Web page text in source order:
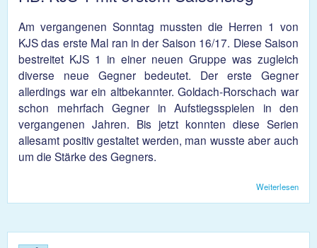
Am vergangenen Sonntag mussten die Herren 1 von
KJS das erste Mal ran in der Saison 16/17. Diese Saison
bestreitet KJS 1 in einer neuen Gruppe was zugleich
diverse neue Gegner bedeutet. Der erste Gegner
allerdings war ein altbekannter. Goldach-Rorschach war
schon mehrfach Gegner in Aufstiegsspielen in den
vergangenen Jahren. Bis jetzt konnten diese Serien
allesamt positiv gestaltet werden, man wusste aber auch
um die Stärke des Gegners.
Weiterlesen